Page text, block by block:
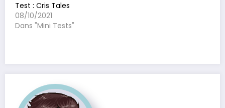
Test : Cris Tales
08/10/2021
Dans "Mini Tests"